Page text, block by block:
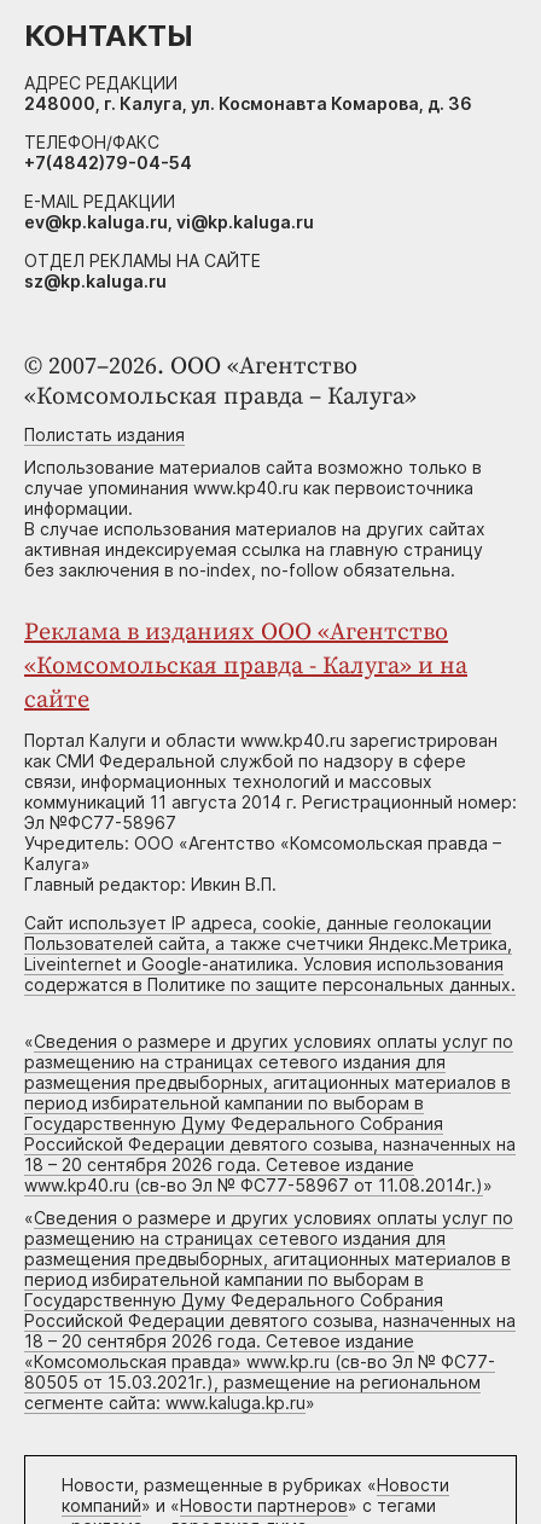
© 2007–2026. ООО «Агентство
«Комсомольская правда – Калуга»
Полистать издания
Использование материалов сайта возможно только в
случае упоминания www.kp40.ru как первоисточника
информации.
В случае использования материалов на других сайтах
активная индексируемая ссылка на главную страницу
без заключения в no-index, no-follow обязательна.
Реклама в изданиях ООО «Агентство
«Комсомольская правда - Калуга» и на
сайте
Портал Калуги и области www.kp40.ru зарегистрирован
как СМИ Федеральной службой по надзору в сфере
связи, информационных технологий и массовых
коммуникаций 11 августа 2014 г. Регистрационный номер:
Эл №ФС77-58967
Учредитель: ООО «Агентство «Комсомольская правда –
Калуга»
Главный редактор: Ивкин В.П.
Сайт использует IP адреса, cookie, данные геолокации
Пользователей сайта, а также счетчики Яндекс.Метрика,
Liveinternet и Google-анатилика. Условия использования
содержатся в Политике по защите персональных данных.
«Сведения о размере и других условиях оплаты услуг по
размещению на страницах сетевого издания для
размещения предвыборных, агитационных материалов в
период избирательной кампании по выборам в
Государственную Думу Федерального Собрания
Российской Федерации девятого созыва, назначенных на
18 – 20 сентября 2026 года. Сетевое издание
www.kp40.ru (св-во Эл № ФС77-58967 от 11.08.2014г.)»
«Сведения о размере и других условиях оплаты услуг по
размещению на страницах сетевого издания для
размещения предвыборных, агитационных материалов в
период избирательной кампании по выборам в
Государственную Думу Федерального Собрания
Российской Федерации девятого созыва, назначенных на
18 – 20 сентября 2026 года. Сетевое издание
«Комсомольская правда» www.kp.ru (св-во Эл № ФС77-
80505 от 15.03.2021г.), размещение на региональном
сегменте сайта: www.kaluga.kp.ru»
Новости, размещенные в рубриках «Новости
компаний» и «Новости партнеров» с тегами
КОНТАКТЫ
АДРЕС РЕДАКЦИИ
248000, г. Калуга, ул. Космонавта Комарова, д. 36
ТЕЛЕФОН/ФАКС
+7(4842)79-04-54
E-MAIL РЕДАКЦИИ
ev@kp.kaluga.ru, vi@kp.kaluga.ru
ОТДЕЛ РЕКЛАМЫ НА САЙТЕ
sz@kp.kaluga.ru